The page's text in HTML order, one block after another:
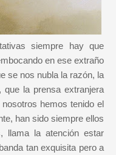
siempre hay que
en ese extraño
se nos nubla la razón, la
la prensa extranjera
nosotros hemos tenido el
han sido siempre ellos
llama la atención estar
tan exquisita pero a